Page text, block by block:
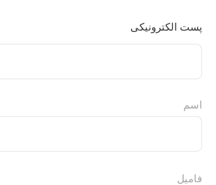
پست الکترونیکی
اطلاعات
فردی
اسم
فامیل